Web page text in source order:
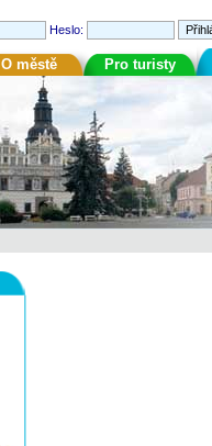
Heslo:
O městě Pro turisty